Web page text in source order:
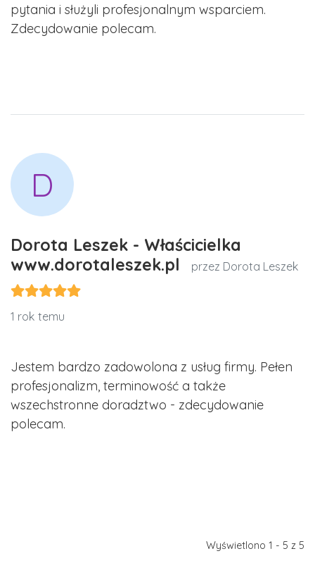
pytania i służyli profesjonalnym wsparciem.
Zdecydowanie polecam.
D
Dorota Leszek - Właścicielka
www.dorotaleszek.pl
przez Dorota Leszek
1 rok temu
Jestem bardzo zadowolona z usług firmy. Pełen
profesjonalizm, terminowość a także
wszechstronne doradztwo - zdecydowanie
polecam.
Wyświetlono 1 - 5 z 5